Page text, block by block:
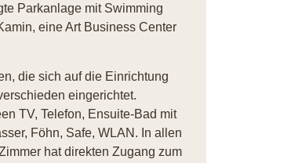
Parkanlage mit Swimming
eine Art Business Center
die sich auf die Einrichtung
eingerichtet.
TV, Telefon, Ensuite-Bad mit
Föhn, Safe, WLAN. In allen
hat direkten Zugang zum